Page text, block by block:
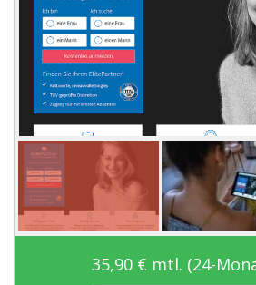
35,90 € mtl. (24-